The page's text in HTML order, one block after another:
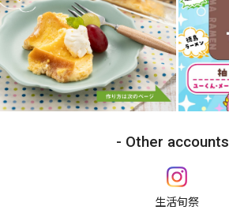
Other accounts
生活旬祭